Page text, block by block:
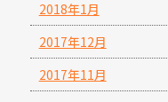
2018年1月
2017年12月
2017年11月